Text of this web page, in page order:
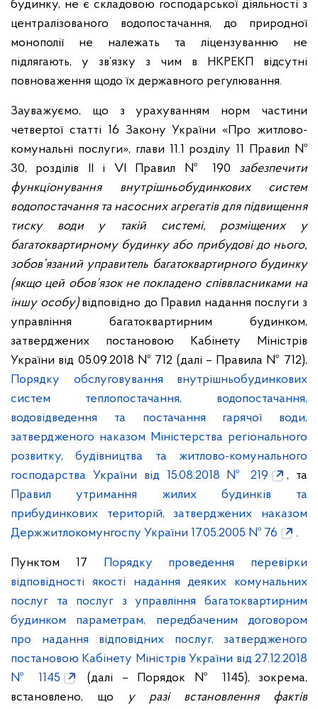
будинку, не є складовою господарської діяльності з
централізованого водопостачання, до природної
монополії не належать та ліцензуванню не
підлягають, у зв’язку з чим в НКРЕКП відсутні
повноваження щодо їх державного регулювання.
Зауважуємо, що з урахуванням норм частини
четвертої статті 16 Закону України «Про житлово-
комунальні послуги», глави 11.1 розділу 11 Правил №
30, розділів ІІ і VI Правил № 190 забезпечити
функціонування внутрішньобудинкових систем
водопостачання та насосних агрегатів для підвищення
тиску води у такій системі, розміщених у
багатоквартирному будинку або прибудові до нього,
зобов’язаний управитель багатоквартирного будинку
(якщо цей обов’язок не покладено співвласниками на
іншу особу)відповідно до Правил надання послуги з
управління багатоквартирним будинком,
затверджених постановою Кабінету Міністрів
України від 05.09.2018 № 712 (далі – Правила № 712),
Порядку обслуговування внутрішньобудинкових
систем теплопостачання, водопостачання,
водовідведення та постачання гарячої води,
затвердженого наказом Міністерства регіонального
розвитку, будівництва та житлово-комунального
господарства України від 15.08.2018 № 219
, та
Правил утримання жилих будинків та
прибудинкових територій, затверджених наказом
Держжитлокомунгоспу України 17.05.2005 № 76
.
Пунктом 17 Порядку проведення перевірки
відповідності якості надання деяких комунальних
послуг та послуг з управління багатоквартирним
будинком параметрам, передбаченим договором
про надання відповідних послуг, затвердженого
постановою Кабінету Міністрів України від 27.12.2018
№ 1145
(далі – Порядок № 1145), зокрема,
встановлено, що
у разі встановлення фактів